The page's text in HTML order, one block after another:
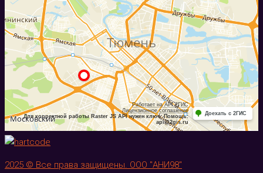
2025 © Все права защищены. ООО "АНИ98"